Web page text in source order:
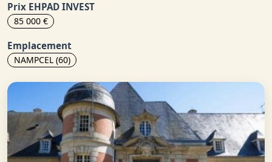
Prix EHPAD INVEST
85 000 €
Emplacement
NAMPCEL (60)